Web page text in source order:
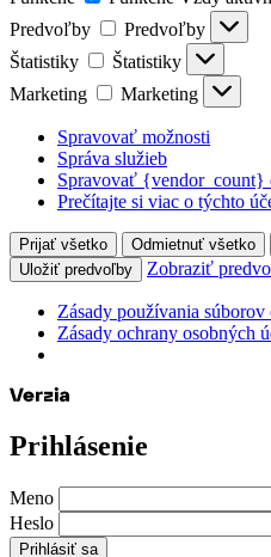
Predvoľby
Predvoľby
Štatistiky
Štatistiky
Marketing
Marketing
Spravovať možnosti
Správa služieb
Spravovať {vendor_count}
Prečítajte si viac o týchto
Prijať všetko Odmietnuť všetko
Uložiť predvoľby
Zobraziť
Zásady používania súborov
Zásady ochrany osobných
Prihlásenie
Meno
Heslo
Prihlásiť sa